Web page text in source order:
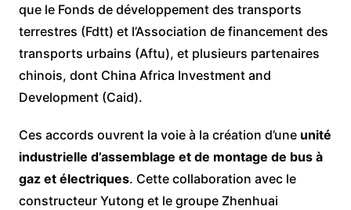
que le Fonds de développement des transports
terrestres (Fdtt) et l’Association de financement des
transports urbains (Aftu), et plusieurs partenaires
chinois, dont China Africa Investment and
Development (Caid).
Ces accords ouvrent la voie à la création d’une unité
industrielle d’assemblage et de montage de bus à
gaz et électriques. Cette collaboration avec le
constructeur Yutong et le groupe Zhenhuai